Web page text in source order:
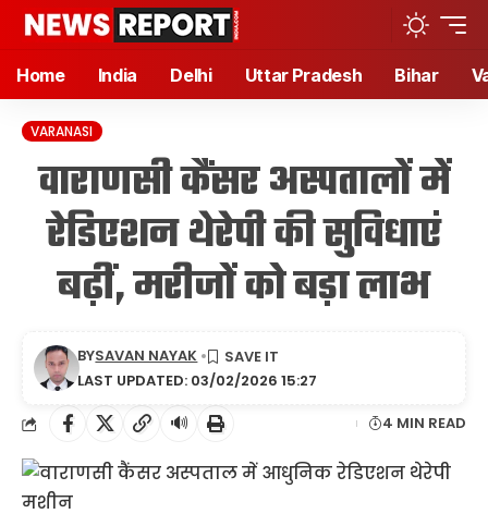
Home India Delhi Uttar Pradesh Bihar
VARANASI
वाराणसी कैंसर अस्पतालों में
रेडिएशन थेरेपी की सुविधाएं
बढ़ीं, मरीजों को बड़ा लाभ
LAST UPDATED: 03/02/2026 15:27
BYSAVAN NAYAK
🔊 4 MIN READ